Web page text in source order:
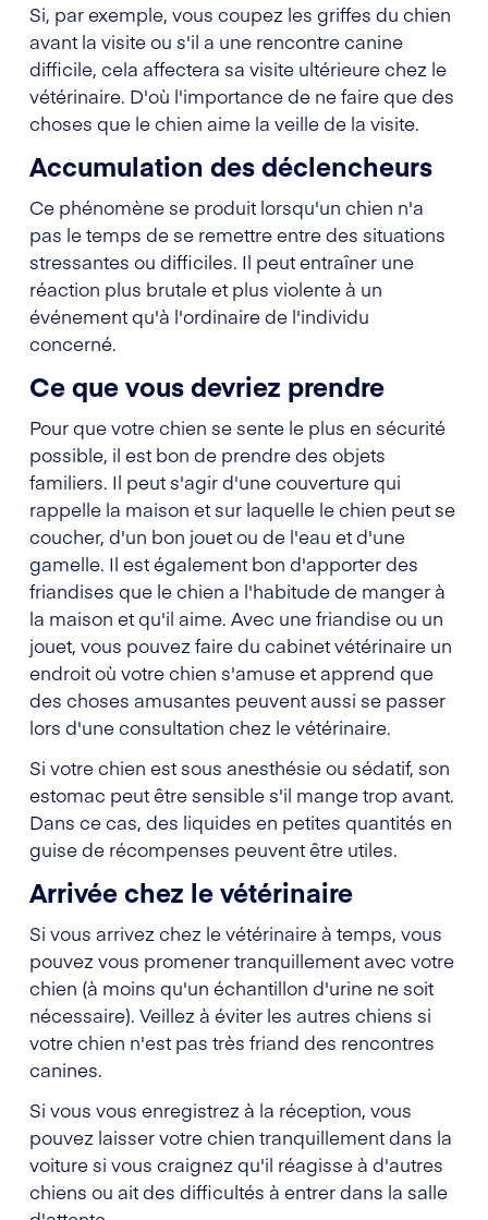
Si, par exemple, vous coupez les griffes du chien
avant la visite ou s'il a une rencontre canine
difficile, cela affectera sa visite ultérieure chez le
vétérinaire. D'où l'importance de ne faire que des
choses que le chien aime la veille de la visite.
Accumulation des déclencheurs
Ce phénomène se produit lorsqu'un chien n'a
pas le temps de se remettre entre des situations
stressantes ou difficiles. Il peut entraîner une
réaction plus brutale et plus violente à un
événement qu'à l'ordinaire de l'individu
concerné.
Ce que vous devriez prendre
Pour que votre chien se sente le plus en sécurité
possible, il est bon de prendre des objets
familiers. Il peut s'agir d'une couverture qui
rappelle la maison et sur laquelle le chien peut se
coucher, d'un bon jouet ou de l'eau et d'une
gamelle. Il est également bon d'apporter des
friandises que le chien a l'habitude de manger à
la maison et qu'il aime. Avec une friandise ou un
jouet, vous pouvez faire du cabinet vétérinaire un
endroit où votre chien s'amuse et apprend que
des choses amusantes peuvent aussi se passer
lors d'une consultation chez le vétérinaire.
Si votre chien est sous anesthésie ou sédatif, son
estomac peut être sensible s'il mange trop avant.
Dans ce cas, des liquides en petites quantités en
guise de récompenses peuvent être utiles.
Arrivée chez le vétérinaire
Si vous arrivez chez le vétérinaire à temps, vous
pouvez vous promener tranquillement avec votre
chien (à moins qu'un échantillon d'urine ne soit
nécessaire). Veillez à éviter les autres chiens si
votre chien n'est pas très friand des rencontres
canines.
Si vous vous enregistrez à la réception, vous
pouvez laisser votre chien tranquillement dans la
voiture si vous craignez qu'il réagisse à d'autres
chiens ou ait des difficultés à entrer dans la salle